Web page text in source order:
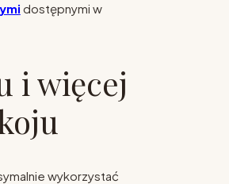
dostępnymi w
i więcej
wykorzystać